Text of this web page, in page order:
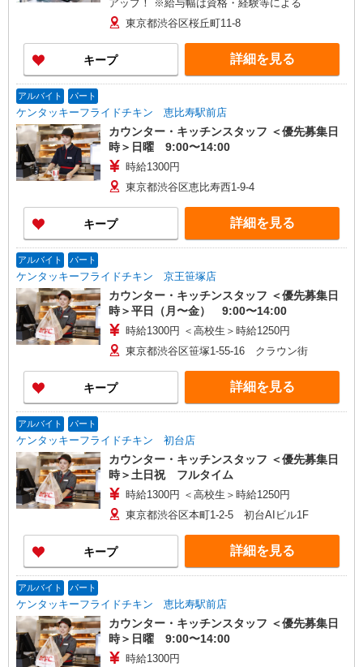
アップ！ ※給与幅は資格・経験等による
東京都渋谷区桜丘町11-8
キープ 詳細を見る
アルバイト パート
ケンタッキーフライドチキン 恵比寿駅前店
カウンター・キッチンスタッフ ＜優先募集日
時＞日曜 9:00〜14:00
時給1300円
東京都渋谷区恵比寿西1-9-4
キープ 詳細を見る
アルバイト パート
ケンタッキーフライドチキン 京王笹塚店
カウンター・キッチンスタッフ ＜優先募集日
時＞平日（月〜金） 9:00〜14:00
時給1300円 ＜高校生＞時給1250円
東京都渋谷区笹塚1-55-16 クラウン街
キープ 詳細を見る
アルバイト パート
ケンタッキーフライドチキン 初台店
カウンター・キッチンスタッフ ＜優先募集日
時＞土日祝 フルタイム
時給1300円 ＜高校生＞時給1250円
東京都渋谷区本町1-2-5 初台AIビル1F
キープ 詳細を見る
アルバイト パート
ケンタッキーフライドチキン 恵比寿駅前店
カウンター・キッチンスタッフ ＜優先募集日
時＞日曜 9:00〜14:00
時給1300円